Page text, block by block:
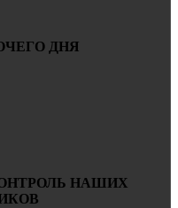
ДНЯ
НАШИХ